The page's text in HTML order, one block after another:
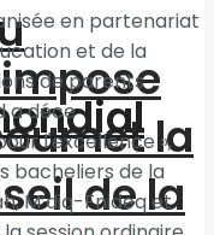
la
de la
en partenariat
et de la
de parents
a déce
l'excellence »,
bacheliers de la
M’diq-Fnideq et